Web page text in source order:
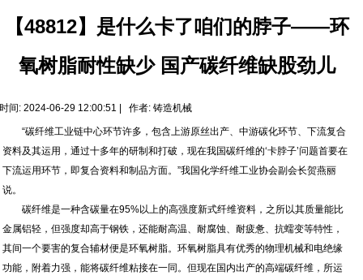
【48812】是什么卡了咱们的脖子——环
氧树脂耐性缺少 国产碳纤维缺股劲儿
时间: 2024-06-29 12:00:51 | 作者: 铸造机械
“碳纤维工业链中心环节许多，包含上游原丝出产、中游碳化环节、下流复合
资料及其运用，通过十多年的研制和打破，现在我国碳纤维的‘卡脖子’问题首要在
下流运用环节，即复合资料和制品方面。”我国化学纤维工业协会副会长贺燕丽
说。
碳纤维是一种含碳量在95%以上的高强度新式纤维资料，之所以其质量能比
金属铝轻，但强度却高于钢铁，还能耐高温、耐腐蚀、耐疲惫、抗蠕变等特性，
其间一个要害的复合辅材便是环氧树脂。环氧树脂具有优秀的物理机械和电绝缘
功能，附着力强，能将碳纤维粘接在一同。但现在国内出产的高端碳纤维，所运